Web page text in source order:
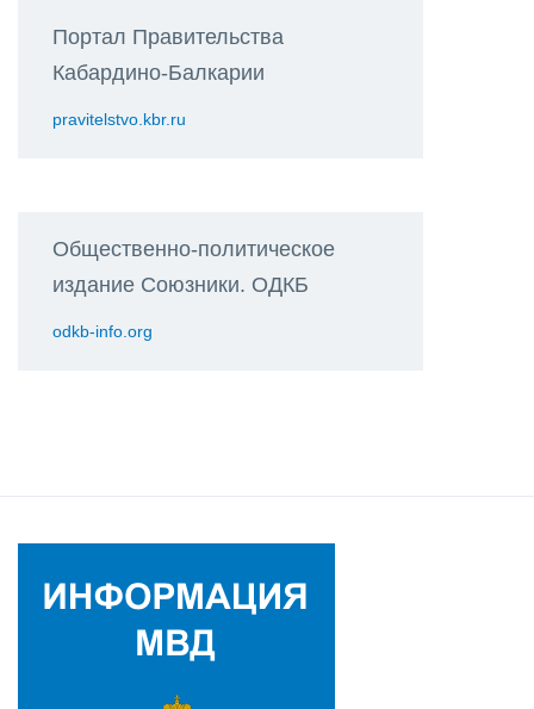
Портал Правительства
Кабардино-Балкарии
pravitelstvo.kbr.ru
Общественно-политическое
издание Союзники. ОДКБ
odkb-info.org